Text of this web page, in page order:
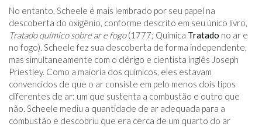
No entanto, Scheele é mais lembrado por seu papel na
descoberta do oxigênio, conforme descrito em seu único livro,
Tratado químico sobre ar e fogo(1777; Química Tratado no ar e
no fogo). Scheele fez sua descoberta de forma independente,
mas simultaneamente com o clérigo e cientista inglês Joseph
Priestley. Como a maioria dos químicos, eles estavam
convencidos de que o ar consiste em pelo menos dois tipos
diferentes de ar: um que sustenta a combustão e outro que
não. Scheele mediu a quantidade de ar adequada para a
combustão e descobriu que era cerca de um quarto do ar